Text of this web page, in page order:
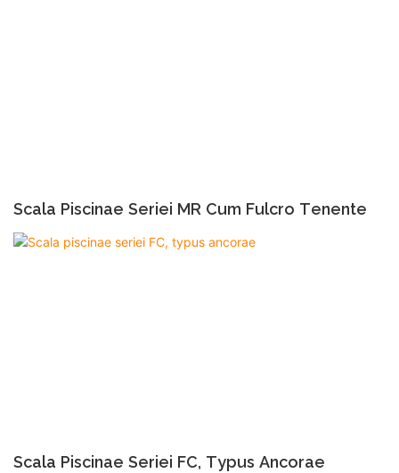
Scala Piscinae Seriei MR Cum Fulcro Tenente
Scala Piscinae Seriei FC, Typus Ancorae